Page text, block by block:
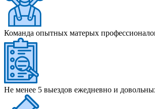
Команда опытных матерых
Не менее 5 выездов ежедневно и